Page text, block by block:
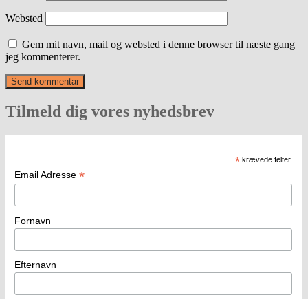
Websted
Gem mit navn, mail og websted i denne browser til næste gang
jeg kommenterer.
Tilmeld dig vores nyhedsbrev
* krævede felter
Email Adresse *
Fornavn
Efternavn